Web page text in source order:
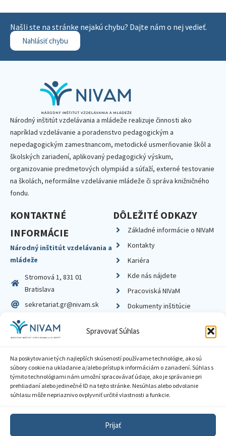
Spravovať Súhlas
Na poskytovanie tých najlepších skúseností používame technológie, ako sú
súbory cookie na ukladanie a/alebo prístup k informáciám o zariadení. Súhlas s
týmito technológiami nám umožní spracovávať údaje, ako je správanie pri
prehliadaní alebo jedinečné ID na tejto stránke. Nesúhlas alebo odvolanie
súhlasu môže nepriaznivo ovplyvniť určité vlastnosti a funkcie.
Prijať
Našli ste na stránke nejakú chybu? Dajte nám o nej vedieť.
Nahlásiť chybu
Národný inštitút vzdelávania a mládeže realizuje činnosti ako
napríklad vzdelávanie a poradenstvo pedagogickým a
nepedagogickým zamestnancom, metodické usmerňovanie škôl a
školských zariadení, aplikovaný pedagogický výskum,
organizovanie predmetových olympiád a súťaží, externé testovanie
na školách, neformálne vzdelávanie mládeže či správa knižničného
fondu.
KONTAKTNÉ
INFORMÁCIE
Národný inštitút vzdelávania a
mládeže
Stromová 1, 831 01
Bratislava
sekretariat.gr@nivam.sk
IČO: 00164348
DIČ: 2020798714
DÔLEŽITÉ ODKAZY
Základné informácie o NIVaM
Kontakty
Kariéra
Kde nás nájdete
Pracoviská NIVaM
Dokumenty inštitúcie
Zásady ochrany súkromia
Sprístupnenie informácií